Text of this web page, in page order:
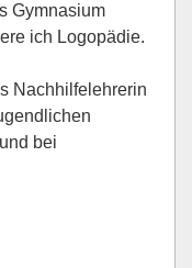
Gymnasium
ich Logopädie.
Nachhilfelehrerin
bei